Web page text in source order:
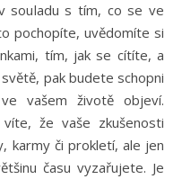
souladu s tím, co se ve
pochopíte, uvědomíte si
tím, jak se cítíte, a
pak budete schopni
vašem životě objeví.
že vaše zkušenosti
karmy či prokletí, ale jen
času vyzařujete. Je